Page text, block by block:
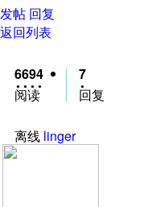
发帖 回复
返回列表
6694
阅读
7
回复
离线 linger